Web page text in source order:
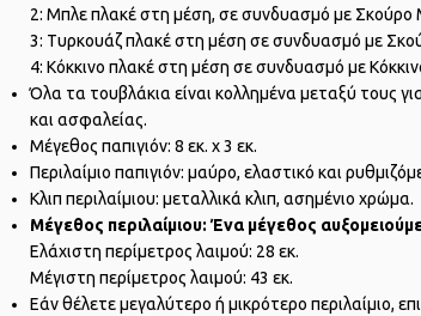
2: Μπλε πλακέ στη μέση, σε συνδυασμό με Σκούρο
3: Τυρκουάζ πλακέ στη μέση σε συνδυασμό με
4: Κόκκινο πλακέ στη μέση σε συνδυασμό με
Όλα τα τουβλάκια είναι κολλημένα μεταξύ τους
και ασφαλείας.
Μέγεθος παπιγιόν: 8 εκ. x 3 εκ.
Περιλαίμιο παπιγιόν: μαύρο, ελαστικό και
Κλιπ περιλαίμιου: μεταλλικά κλιπ, ασημένιο χρώμα.
Μέγεθος περιλαίμιου: Ένα μέγεθος
Ελάχιστη περίμετρος λαιμού: 28 εκ.
Μέγιστη περίμετρος λαιμού: 43 εκ.
Εάν θέλετε μεγαλύτερο ή μικρότερο περιλαίμιο,